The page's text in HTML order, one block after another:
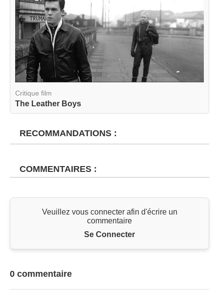
Critique film
The Leather Boys
RECOMMANDATIONS :
COMMENTAIRES :
Veuillez vous connecter afin d'écrire un
commentaire
Se Connecter
0 commentaire